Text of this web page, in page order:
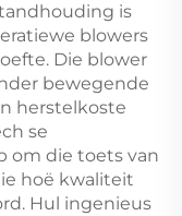
is
blowers
Die blower
bewegende
herstelkoste
se
om die toets van
hoë kwaliteit
Hul ingenieus